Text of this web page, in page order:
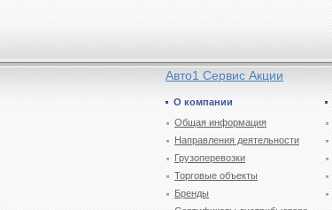
Авто1 Сервис Акции
О компании
Общая информация
Направления деятельности
Грузоперевозки
Торговые объекты
Бренды